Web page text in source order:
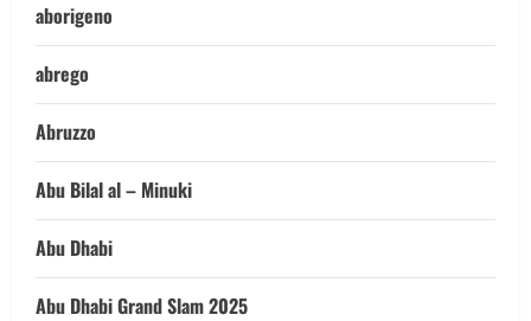
aborigeno
abrego
Abruzzo
Abu Bilal al – Minuki
Abu Dhabi
Abu Dhabi Grand Slam 2025